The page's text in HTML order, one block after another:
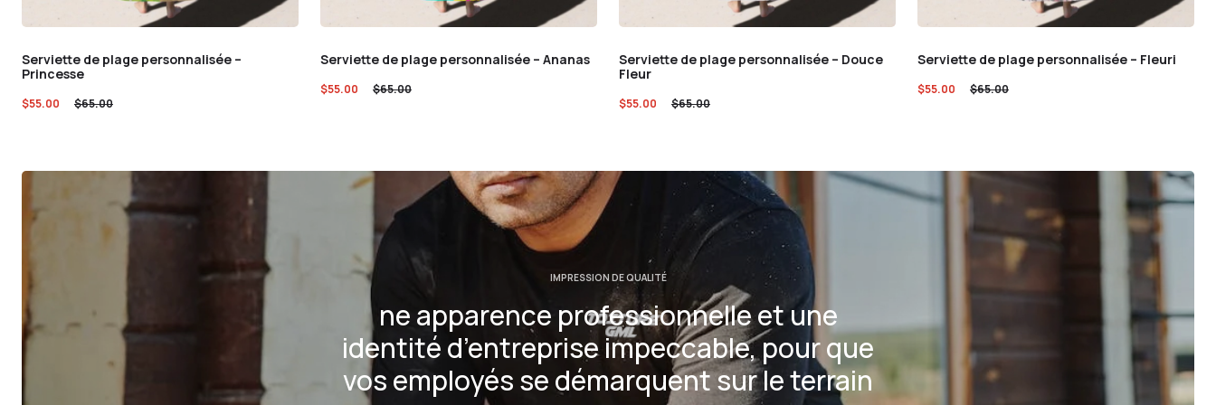
Serviette de plage personnalisée –
Princesse
$65.00
$55.00
Serviette de plage personnalisée – Ananas
$65.00
$55.00
Serviette de plage personnalisée – Douce
Fleur
$65.00
$55.00
Serviette de plage personnalisée – Fleuri
$65.00
$55.00
IMPRESSION DE QUALITÉ
ne apparence professionnelle et une
identité d’entreprise impeccable, pour que
vos employés se démarquent sur le terrain